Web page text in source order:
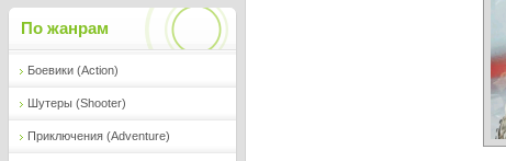
По жанрам
Боевики (Action)
Шутеры (Shooter)
Приключения (Adventure)